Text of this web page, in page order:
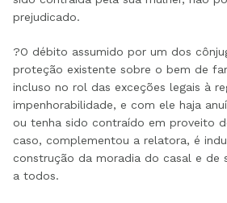
prejudicado.
?O débito assumido por um dos
proteção existente sobre o bem de
incluso no rol das exceções legais à
impenhorabilidade, e com ele haja
ou tenha sido contraído em proveito
caso, complementou a relatora, é
construção da moradia do casal e de
a todos.